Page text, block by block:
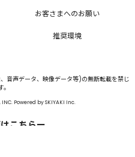
お客さまへのお願い
推奨環境
音声データ、映像データ等)の無断転載を禁じ
。
INC. Powered bySKIYAKI Inc.
こちらー